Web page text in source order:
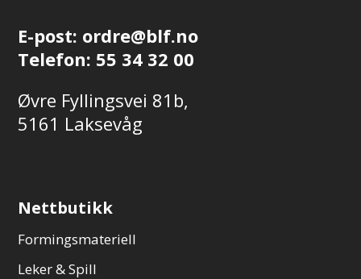
E-post: ordre@blf.no
Telefon: 55 34 32 00
Øvre Fyllingsvei 81b,
5161 Laksevåg
Nettbutikk
Formingsmateriell
Leker & Spill